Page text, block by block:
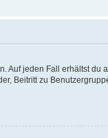
Auf jeden Fall erhältst du
Beitritt zu